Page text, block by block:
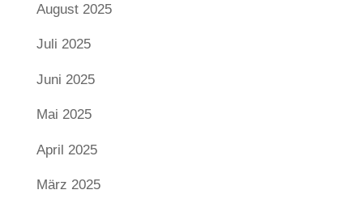
August 2025
Juli 2025
Juni 2025
Mai 2025
April 2025
März 2025